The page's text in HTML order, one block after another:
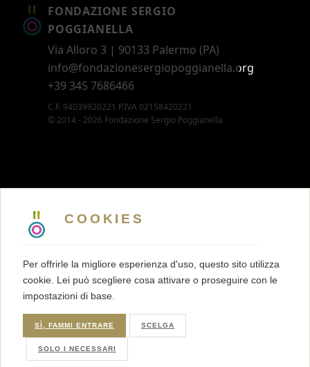
COOKIES
Per offrirle la migliore esperienza d'uso, questo sito utilizza
cookie. Lei può scegliere cosa attivare o proseguire con le
impostazioni di base.
SÌ, FAMMI ENTRARE SCELGA
SOLO I NECESSARI
FONDAZIONE SERGIO
POGGIANELLA
Via Alloro 3 | 90133 Palermo (PA)
info@fondazionesergiopoggianella.org
+39 345 7686466
C.F. 94039920221 P.IVA 02158420221
© 2014 - 2026 Fondazione Sergio Poggianella
5 X MILLE
MEMBERSHIP
TRASPARENZA
TERMINI E CONDIZIONI
PRIVACY
COOKIES